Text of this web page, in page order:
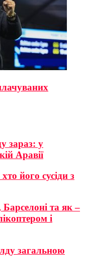
зараз: у
Аравії
його сусіди з
та як –
і
загальною